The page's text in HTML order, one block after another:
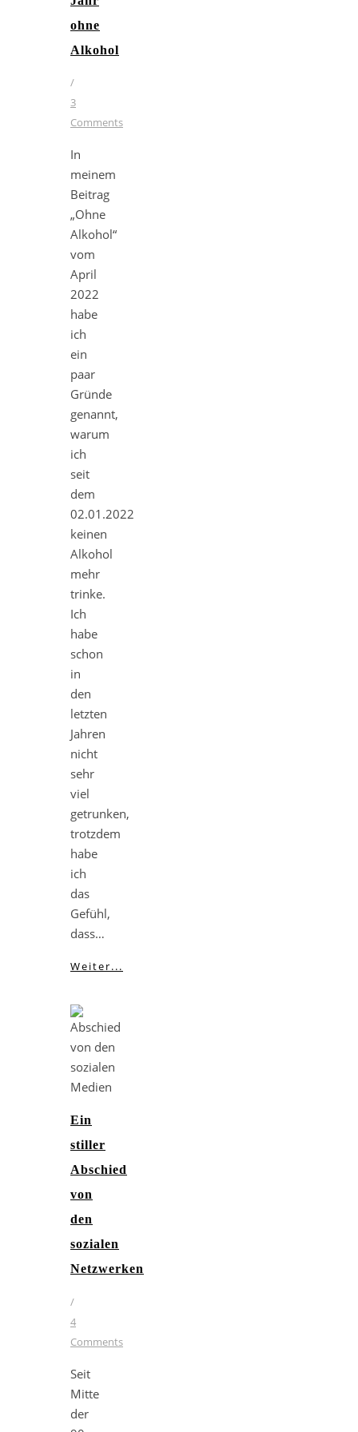
ohne
Alkohol
/
3
Comments
In
meinem
Beitrag
„Ohne
Alkohol“
vom
April
2022
habe
ich
ein
paar
Gründe
genannt,
warum
ich
seit
dem
02.01.2022
keinen
Alkohol
mehr
trinke.
Ich
habe
schon
in
den
letzten
Jahren
nicht
sehr
viel
getrunken,
trotzdem
habe
ich
das
Gefühl,
dass…
Weiter...
Ein
stiller
Abschied
von
den
sozialen
Netzwerken
/
4
Comments
Seit
Mitte
der